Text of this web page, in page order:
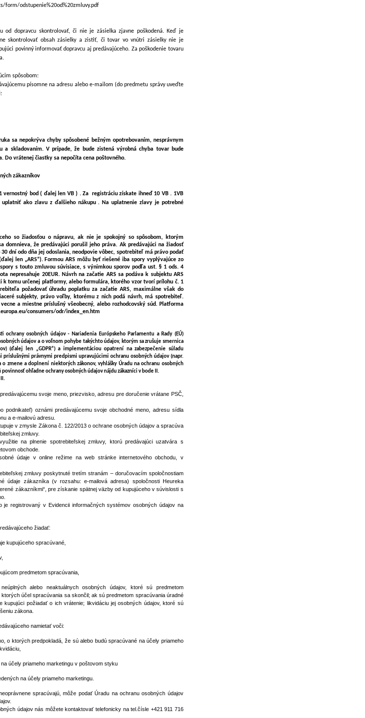
form/odstupenie%20od%20zmluvy.pdf
od dopravcu skontrolovať, či nie je zásielka zjavne poškodená. Keď je
skontrolovať obsah zásielky a zistiť, či tovar vo vnútri zásielky nie je
povinný informovať dopravcu aj predávajúceho. Za poškodenie tovaru
spôsobom:
písomne na adresu alebo e-mailom (do predmetu správy uveďte
sa nepokrýva chyby spôsobené bežným opotrebovaním, nesprávnym
a skladovaním. V prípade, že bude zistená výrobná chyba tovar bude
Do vrátenej čiastky sa nepočíta cena poštovného.
zákazníkov
bod ( ďalej len VB ) . Za registráciu získate ihneď 10 VB . 1VB
ako zlavu z ďalšieho nákupu . Na uplatnenie zlavy je potrebné
so žiadosťou o nápravu, ak nie je spokojný so spôsobom, ktorým
domnieva, že predávajúci porušil jeho práva. Ak predávajúci na žiadosť
dní odo dňa jej odoslania, neodpovie vôbec, spotrebiteľ má právo podať
len „ARS“). Formou ARS môžu byť riešené iba spory vyplývajúce zo
s touto zmluvou súvisiace, s výnimkou sporov podľa ust. § 1 ods. 4
nepresahuje 20EUR. Návrh na začatie ARS sa podáva k subjektu ARS
k tomu určenej platformy, alebo formulára, ktorého vzor tvorí prílohu č. 1
požadovať úhradu poplatku za začatie ARS, maximálne však do
subjekty, právo voľby, ktorému z nich podá návrh, má spotrebiteľ.
a miestne príslušný všeobecný, alebo rozhodcovský súd. Platforma
consumers/odr/index_en.htm
ochrany osobných údajov - Nariadenia Európskeho Parlamentu a Rady (EÚ)
údajov a o voľnom pohybe takýchto údajov, ktorým sa zrušuje smernica
(ďalej len „GDPR“) a implementáciou opatrení na zabezpečenie súladu
príslušnými právnymi predpismi upravujúcimi ochranu osobných údajov (napr.
zmene a doplnení niektorých zákonov, vyhlášky Úradu na ochranu osobných
ohľadne ochrany osobných údajov nájdu zákazníci v bode II.
svoje meno, priezvisko, adresu pre doručenie vrátane PSČ,
podnikateľ) oznámi predávajúcemu svoje obchodné meno, adresu sídla
a e-mailovú adresu.
v zmysle Zákona č. 122/2013 o ochrane osobných údajov a spracúva
zmluvy.
na plnenie spotrebiteľskej zmluvy, ktorú predávajúci uzatvára s
obchode.
údaje v online režime na web stránke internetového obchodu, v
zmluvy poskytnuté tretím stranám – doručovacím spoločnostiam
údaje zákazníka (v rozsahu: e-mailová adresa) spoločnosti Heureka
zákazníkmi“, pre získanie spätnej väzby od kupujúceho v súvislosti s
je registrovaný v Evidencii informačných systémov osobných údajov na
žiadať:
kupujúceho spracúvané,
predmetom spracúvania,
alebo neaktuálnych osobných údajov, ktoré sú predmetom
účel spracúvania sa skončil; ak sú predmetom spracúvania úradné
kupujúci požiadať o ich vrátenie; likvidáciu jej osobných údajov, ktoré sú
zákona.
namietať voči:
o ktorých predpokladá, že sú alebo budú spracúvané na účely priameho
účely priameho marketingu v poštovom styku
na účely priameho marketingu.
spracúvajú, môže podať Úradu na ochranu osobných údajov
údajov nás môžete kontaktovať telefonicky na tel.čísle +421 911 716